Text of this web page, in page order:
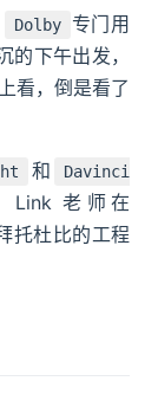
Dolby
专门用
下午出发，
看，倒是看了
和
Davinci
Link 老师在
托杜比的工程